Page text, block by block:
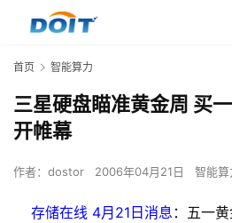
首页 智能算力
三星硬盘瞄准黄金周 买
开帷幕
作者： dostor 2006年04月21日 智能算
存储在线 4月21日消息 ：五一